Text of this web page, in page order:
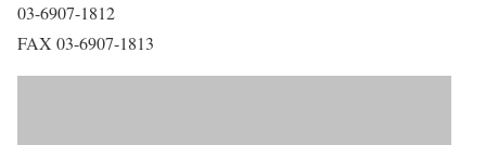
03-6907-1812
FAX 03-6907-1813